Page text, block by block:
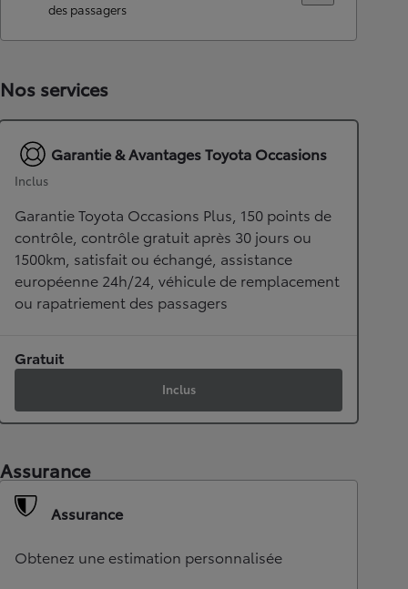
des passagers
Nos services
Garantie & Avantages Toyota Occasions
Inclus
Garantie Toyota Occasions Plus, 150 points de
contrôle, contrôle gratuit après 30 jours ou
1500km, satisfait ou échangé, assistance
européenne 24h/24, véhicule de remplacement
ou rapatriement des passagers
Gratuit
Inclus
Assurance
Assurance
Obtenez une estimation personnalisée